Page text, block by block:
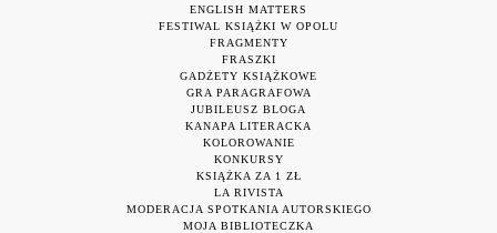
ENGLISH MATTERS
FESTIWAL KSIĄŻKI W OPOLU
FRAGMENTY
FRASZKI
GADŻETY KSIĄŻKOWE
GRA PARAGRAFOWA
JUBILEUSZ BLOGA
KANAPA LITERACKA
KOLOROWANIE
KONKURSY
KSIĄŻKA ZA 1 ZŁ
LA RIVISTA
MODERACJA SPOTKANIA AUTORSKIEGO
MOJA BIBLIOTECZKA